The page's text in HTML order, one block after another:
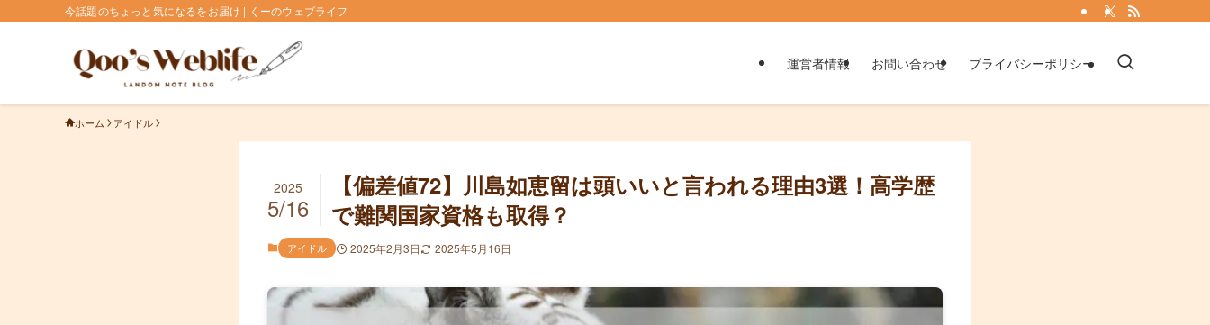
今話題のちょっと気になるをお届け | くーのウェブライフ
運営者情報 お問い合わせ プライバシーポリシー
ホーム アイドル
【偏差値72】川島如恵留は頭いいと言われる理由3選！高学歴
で難関国家資格も取得？
2025
5/16
アイドル 2025年2月3日 2025年5月16日